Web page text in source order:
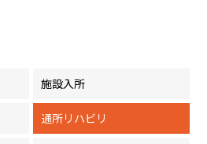
施設入所
通所リハビリ